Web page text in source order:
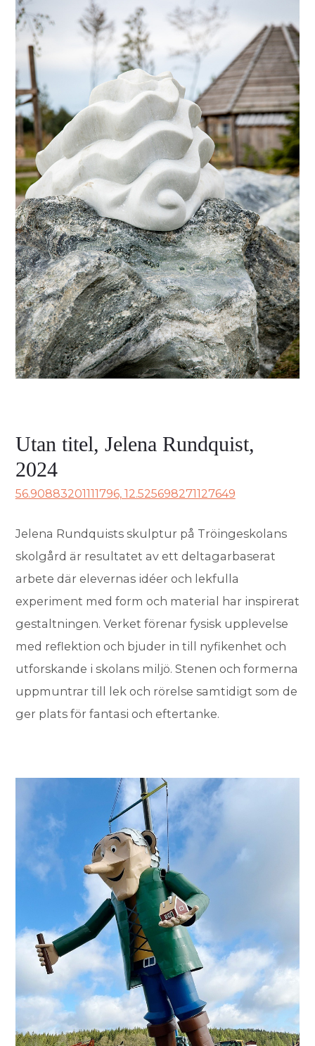
Utan titel, Jelena Rundquist,
2024
56.90883201111796, 12.525698271127649
Jelena Rundquists skulptur på Tröingeskolans
skolgård är resultatet av ett deltagarbaserat
arbete där elevernas idéer och lekfulla
experiment med form och material har inspirerat
gestaltningen. Verket förenar fysisk upplevelse
med reflektion och bjuder in till nyfikenhet och
utforskande i skolans miljö. Stenen och formerna
uppmuntrar till lek och rörelse samtidigt som de
ger plats för fantasi och eftertanke.